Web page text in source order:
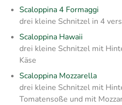
Scaloppina 4 Formaggi
drei kleine Schnitzel in 4
Scaloppina Hawaii
drei kleine Schnitzel mit
Käse
Scaloppina Mozzarella
drei kleine Schnitzel mit
Tomatensoße und mit